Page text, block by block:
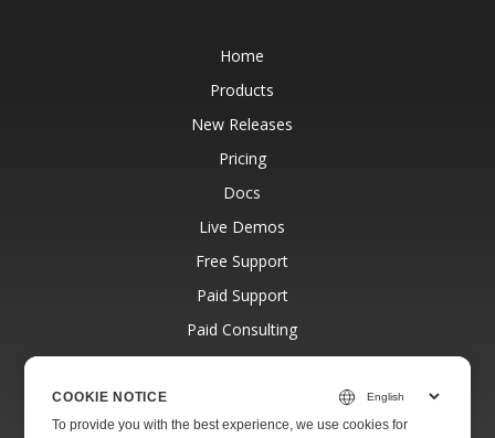
Home
Products
New Releases
Pricing
Docs
Live Demos
Free Support
Paid Support
Paid Consulting
Blog
About
COOKIE NOTICE
To provide you with the best experience, we use cookies for